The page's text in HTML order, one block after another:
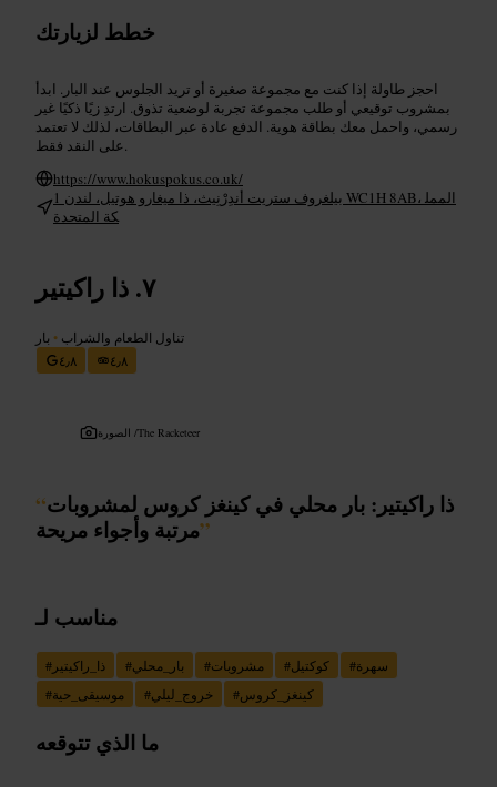
خطط لزيارتك
احجز طاولة إذا كنت مع مجموعة صغيرة أو تريد الجلوس عند البار. ابدأ
بمشروب توقيعي أو طلب مجموعة تجربة لوضعية تذوق. ارتدِ زيًا ذكيًا غير
رسمي، واحمل معك بطاقة هوية. الدفع عادة عبر البطاقات، لذلك لا تعتمد
على النقد فقط.
https://www.hokuspokus.co.uk/
1 بيلغروف ستريت أندِرْنِيث، ذا ميغارو هوتيل، لندن WC1H 8AB، الممل
كة المتحدة
ذا راكيتير
تناول الطعام والشراب • بار
٤٫٨
٤٫٨
الصورة /The Racketeer
“ذا راكيتير: بار محلي في كينغز كروس لمشروبات
مرتبة وأجواء مريحة”
مناسب لـ
# ذا_راكيتير #بار_محلي #مشروبات #كوكتيل #سهرة
#موسيقى_حية #خروج_ليلي #كينغز_كروس
ما الذي تتوقعه